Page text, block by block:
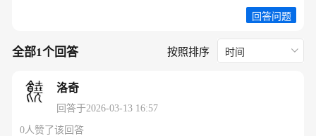
回答问题
全部1个回答 按照排序 时间
洛奇
回答于2026-03-13 16:57
0人赞了该回答